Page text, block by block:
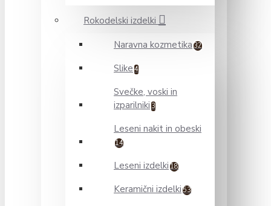
Rokodelski izdelki
Naravna kozmetika 32
Slike 4
Svečke, voski in
izparilniki 3
Leseni nakit in obeski
14
Leseni izdelki 18
Keramični izdelki 53